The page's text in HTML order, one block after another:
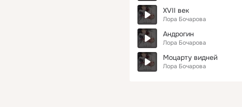
XVII век
Лора Бочарова
Андрогин
Лора Бочарова
Моцарту видней
Лора Бочарова